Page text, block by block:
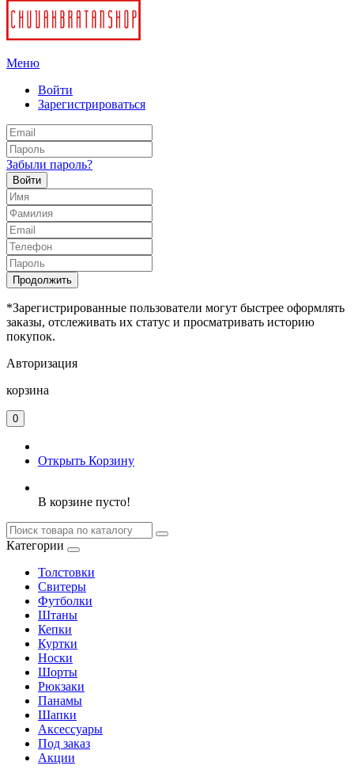
Меню
Войти
Зарегистрироваться
Забыли пароль?
Войти
Продолжить
*Зарегистрированные пользователи могут быстрее оформлять
заказы, отслеживать их статус и просматривать историю
покупок.
Авторизация
корзина
0
Открыть Корзину
В корзине пусто!
Категории
Толстовки
Свитеры
Футболки
Штаны
Кепки
Куртки
Носки
Шорты
Рюкзаки
Панамы
Шапки
Аксессуары
Под заказ
Акции